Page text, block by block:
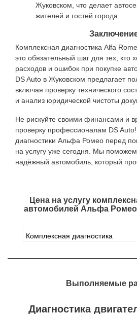
Жуковском, что делает
жителей и гостей города.
Комплексная диагностика Alfa
это обязательный шаг для тех, кто
расходов и ошибок при покупке
DS Auto в Жуковском предлагает
включая проверку технического
и анализ юридической чистоты
Не рискуйте своими финансами и
проверку профессионалам DS
диагностики Альфа Ромео перед
на услугу уже сегодня. Мы
надёжный автомобиль, который
Цена на услугу
автомобилей Альфа Ромео
Комплексная диагностика
Выполняемые
Диагностика